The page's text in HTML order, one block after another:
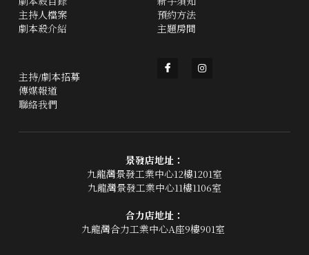
主持人檔案
劇本殺介紹
預約方法
主題房間
主持/劇本招募
傳媒報道
聯絡我們
景發店地址：
九龍灣景發工業中心12樓1201室
九龍灣景發工業中心11樓1106室
合力店地址：
九龍灣合力工業中心A座9樓901室